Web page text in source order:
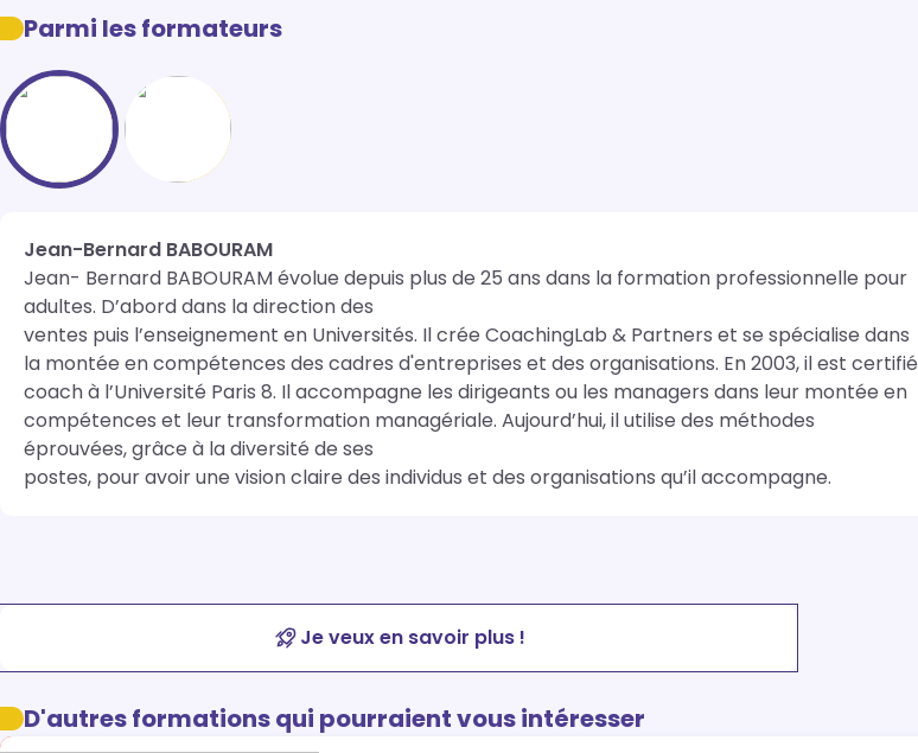
Parmi les formateurs
Jean-Bernard BABOURAM
Jean- Bernard BABOURAM évolue depuis plus de 25 ans dans la formation professionnelle pour
adultes. D’abord dans la direction des
ventes puis l’enseignement en Universités. Il crée CoachingLab & Partners et se spécialise dans
la montée en compétences des cadres d'entreprises et des organisations. En 2003, il est certifié
coach à l’Université Paris 8. Il accompagne les dirigeants ou les managers dans leur montée en
compétences et leur transformation managériale. Aujourd’hui, il utilise des méthodes
éprouvées, grâce à la diversité de ses
postes, pour avoir une vision claire des individus et des organisations qu’il accompagne.
Je veux en savoir plus !
D'autres formations qui pourraient vous intéresser